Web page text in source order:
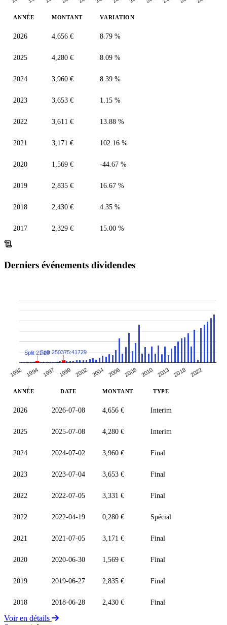
ANNÉE MONTANT VARIATION
2026 4,656 € 8.79 %
2025 4,280 € 8.09 %
2024 3,960 € 8.39 %
2023 3,653 € 1.15 %
2022 3,611 € 13.88 %
2021 3,171 € 102.16 %
2020 1,569 € -44.67 %
2019 2,835 € 16.67 %
2018 2,430 € 4.35 %
2017 2,329 € 15.00 %
Derniers événements dividendes
1992 1994 1997 1999 2002 2004 2006 2008 2010 2013 2018 2022
Split 21:20Split 250375:41729
ANNÉE DATE MONTANT TYPE
2026 2026-07-08 4,656 € Interim
2025 2025-07-08 4,280 € Interim
2024 2024-07-02 3,960 € Final
2023 2023-07-04 3,653 € Final
2022 2022-07-05 3,331 € Final
2022 2022-04-19 0,280 € Spécial
2021 2021-07-05 3,171 € Final
2020 2020-06-30 1,569 € Final
2019 2019-06-27 2,835 € Final
2018 2018-06-28 2,430 € Final
Voir en détails